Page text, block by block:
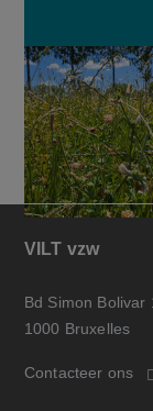
VILT vzw
Bd Simon Bolivar
1000 Bruxelles
Contacteer ons